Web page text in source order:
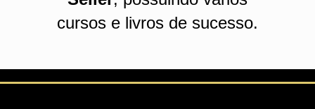
cursos e livros de sucesso.